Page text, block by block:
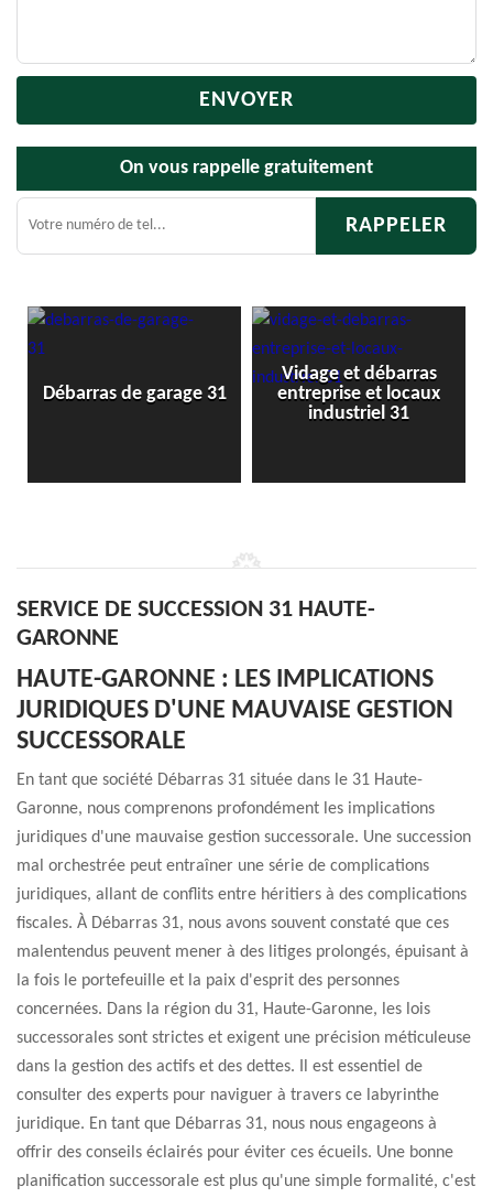
On vous rappelle gratuitement
entreprise et locaux
Débarras de grenier et
cave 31
SERVICE DE SUCCESSION 31 HAUTE-
GARONNE
HAUTE-GARONNE : LES IMPLICATIONS
JURIDIQUES D'UNE MAUVAISE GESTION
SUCCESSORALE
En tant que société Débarras 31 située dans le 31 Haute-
Garonne, nous comprenons profondément les implications
juridiques d'une mauvaise gestion successorale. Une succession
mal orchestrée peut entraîner une série de complications
juridiques, allant de conflits entre héritiers à des complications
fiscales. À Débarras 31, nous avons souvent constaté que ces
malentendus peuvent mener à des litiges prolongés, épuisant à
la fois le portefeuille et la paix d'esprit des personnes
concernées. Dans la région du 31, Haute-Garonne, les lois
successorales sont strictes et exigent une précision méticuleuse
dans la gestion des actifs et des dettes. Il est essentiel de
consulter des experts pour naviguer à travers ce labyrinthe
juridique. En tant que Débarras 31, nous nous engageons à
offrir des conseils éclairés pour éviter ces écueils. Une bonne
planification successorale est plus qu'une simple formalité, c'est